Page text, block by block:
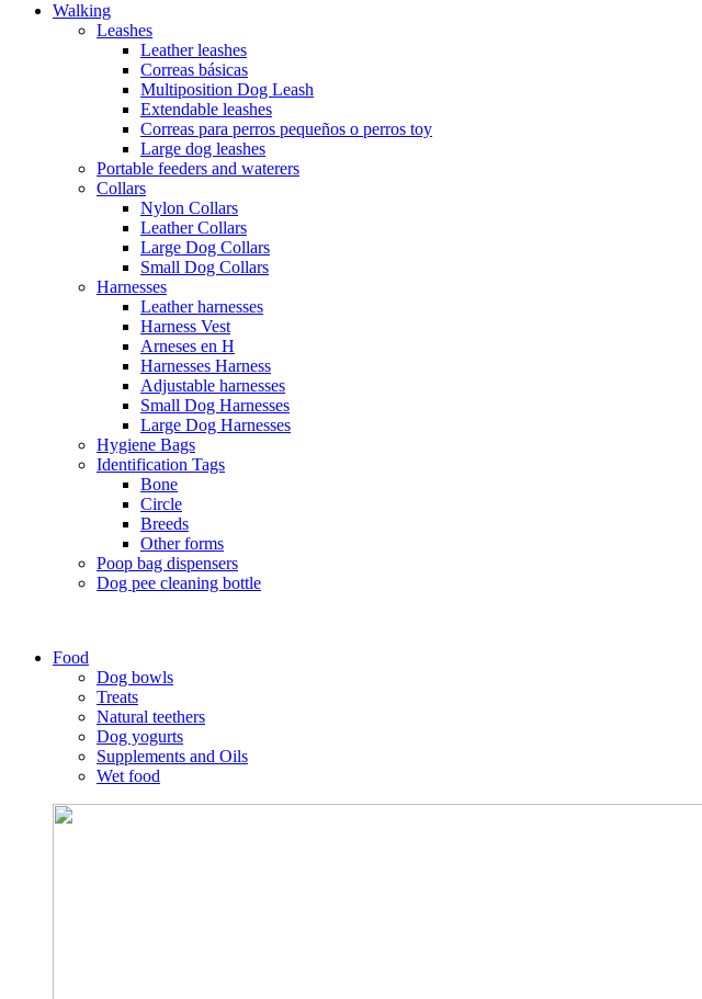
Walking
Leashes
Leather leashes
Correas básicas
Multiposition Dog Leash
Extendable leashes
Correas para perros pequeños o perros toy
Large dog leashes
Portable feeders and waterers
Collars
Nylon Collars
Leather Collars
Large Dog Collars
Small Dog Collars
Harnesses
Leather harnesses
Harness Vest
Arneses en H
Harnesses Harness
Adjustable harnesses
Small Dog Harnesses
Large Dog Harnesses
Hygiene Bags
Identification Tags
Bone
Circle
Breeds
Other forms
Poop bag dispensers
Dog pee cleaning bottle
Food
Dog bowls
Treats
Natural teethers
Dog yogurts
Supplements and Oils
Wet food